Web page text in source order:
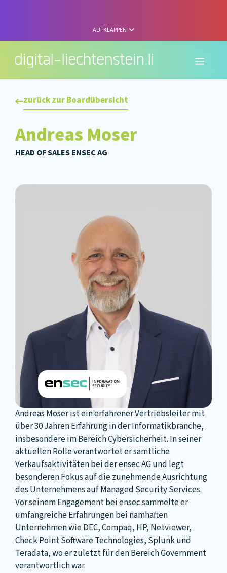
AUFKLAPPEN
Menü
zurück zur Boardübersicht
Andreas Moser
HEAD OF SALES ENSEC AG
Andreas Moser ist ein erfahrener Vertriebsleiter mit
über 30 Jahren Erfahrung in der Informatikbranche,
insbesondere im Bereich Cybersicherheit. In seiner
aktuellen Rolle verantwortet er sämtliche
Verkaufsaktivitäten bei der ensec AG und legt
besonderen Fokus auf die zunehmende Ausrichtung
des Unternehmens auf Managed Security Services.
Vor seinem Engagement bei ensec sammelte er
umfangreiche Erfahrungen bei namhaften
Unternehmen wie DEC, Compaq, HP, Netviewer,
Check Point Software Technologies, Splunk und
Teradata, wo er zuletzt für den Bereich Government
verantwortlich war.